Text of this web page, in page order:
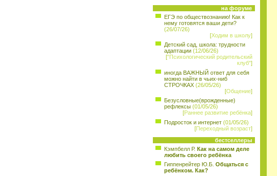
на форуме
ЕГЭ по обществознанию! Как к
нему готовятся ваши дети?
(26/07/26)
[Ходим в школу]
Детский сад, школа: трудности
адаптации (12/06/26)
["Психологический родительский
клуб"]
иногда ВАЖНЫЙ ответ для себя
можно найти в чьих-ниб
СТРОЧКАХ (26/05/26)
[Общение]
Безусловные(врожденные)
рефлексы (01/05/26)
[Раннее развитие ребёнка]
Подросток и интернет (01/05/26)
[Переходный возраст]
бестселлеры
Кэмпбелл Р. Как на самом деле
любить своего ребёнка
Гиппенрейтер Ю.Б. Общаться с
ребёнком. Как?